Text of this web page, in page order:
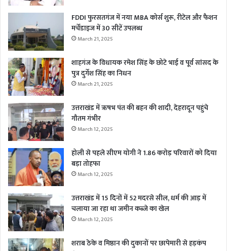
FDDI फुरसतगंज में नया MBA कोर्स शुरू, रीटेल और फैशन
मर्चेंडाइज में 30 सीटें उपलब्ध
March 21, 2025
शाहगंज के विधायक रमेश सिंह के छोटे भाई व पूर्व सांसद के
पुत्र दुर्गेश सिंह का निधन
March 21, 2025
उत्तराखंड में ऋषभ पंत की बहन की शादी, देहरादून पहुंचे
गौतम गंभीर
March 12, 2025
होली से पहले सीएम योगी ने 1.86 करोड़ परिवारों को दिया
बड़ा तोहफा
March 12, 2025
उत्तराखंड में 15 दिनों में 52 मदरसे सील, धर्म की आड़ में
चलाया जा रहा था जमीन कब्जे का खेल
March 12, 2025
शराब ठेके व मिष्ठान की दुकानों पर छापेमारी से हड़कंप